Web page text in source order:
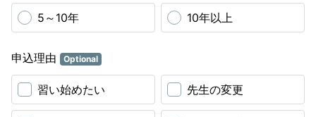
5～10年 10年以上
申込理由 Optional
習い始めたい 先生の変更